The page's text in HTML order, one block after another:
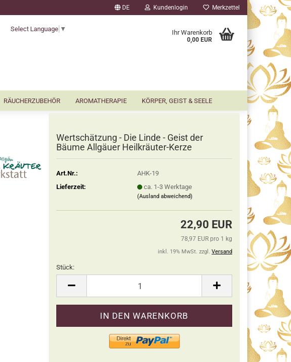
DE Kundenlogin Merkzettel
Select Language ▼ Ihr Warenkorb
0,00 EUR
RÄUCHERZUBEHÖR AROMATHERAPIE KÖRPER, GEIST & SEELE
Wertschätzung - Die Linde - Geist der
Bäume Allgäuer Heilkräuter-Kerze
Art.Nr.:
AHK-19
Lieferzeit:
ca. 1-3 Werktage
(Ausland abweichend)
22,90 EUR
78,97 EUR pro 1 kg
inkl. 19% MwSt. zzgl. Versand
Stück:
Stück